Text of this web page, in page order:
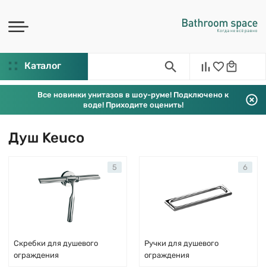
Каталог
Все новинки унитазов в шоу-руме! Подключено к
воде! Приходите оценить!
Душ Keuco
Скребки для душевого
ограждения
5
Ручки для душевого
ограждения
6